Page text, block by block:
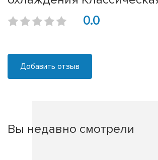
0.0
Добавить отзыв
Вы недавно смотрели